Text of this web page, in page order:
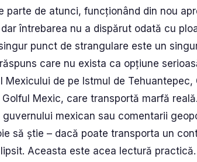
parte de atunci, funcționând din nou
întrebarea nu a dispărut odată cu
punct de strangulare este un
care nu exista ca opțiune
Mexicului de pe Istmul de
Mexic, care transportă marfă
mexican sau comentarii
să știe – dacă poate transporta un
Aceasta este acea lectură practică.